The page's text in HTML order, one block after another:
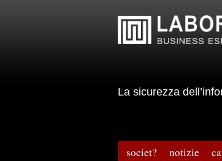
La sicurezza
societ? notizie